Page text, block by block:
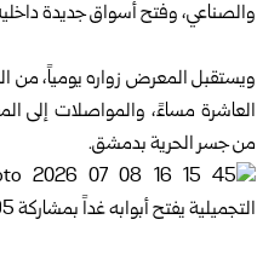
والصناعي، وفتح أسواق جديدة
ويستقبل المعرض زواره يومياً، من
العاشرة مساءً، والمواصلات إلى
من جسر الحرية بدمشق.